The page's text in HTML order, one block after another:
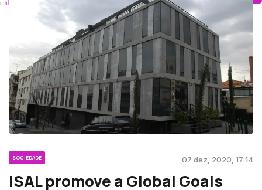
SOCIEDADE 07 dez, 2020, 17:14
ISAL promove a Global Goals